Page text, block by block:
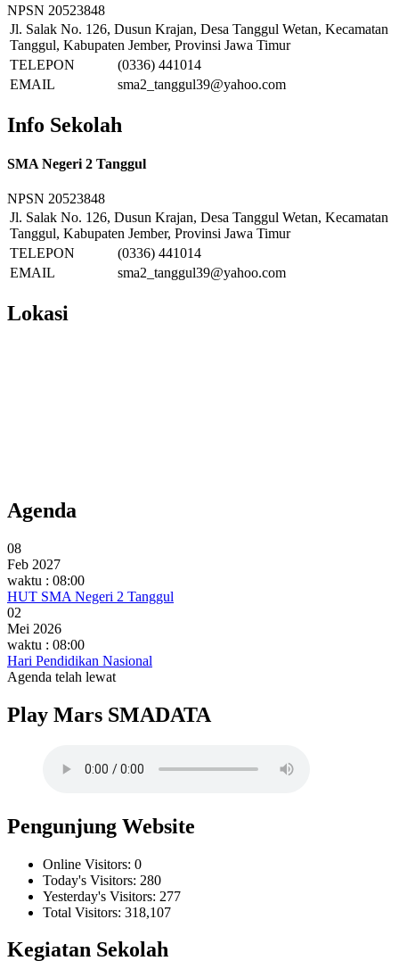
NPSN 20523848
Jl. Salak No. 126, Dusun Krajan, Desa Tanggul Wetan, Kecamatan
Tanggul, Kabupaten Jember, Provinsi Jawa Timur
TELEPON
(0336) 441014
EMAIL
sma2_tanggul39@yahoo.com
Info Sekolah
SMA Negeri 2 Tanggul
NPSN 20523848
Jl. Salak No. 126, Dusun Krajan, Desa Tanggul Wetan, Kecamatan
Tanggul, Kabupaten Jember, Provinsi Jawa Timur
TELEPON
(0336) 441014
EMAIL
sma2_tanggul39@yahoo.com
Lokasi
Agenda
08
Feb 2027
waktu : 08:00
HUT SMA Negeri 2 Tanggul
02
Mei 2026
waktu : 08:00
Hari Pendidikan Nasional
Agenda telah lewat
Play Mars SMADATA
Pengunjung Website
Online Visitors: 0
Today's Visitors: 280
Yesterday's Visitors: 277
Total Visitors: 318,107
Kegiatan Sekolah